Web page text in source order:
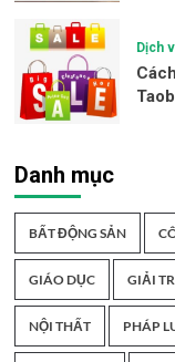
Dịch
Danh mục
BẤT ĐỘNG SẢN
GIÁO DỤC GIẢI
NỘI THẤT PHÁP